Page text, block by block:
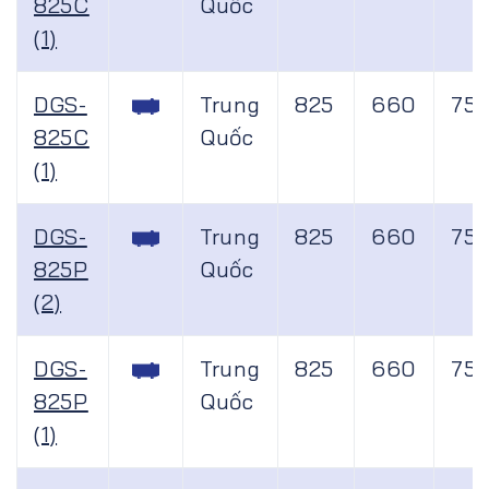
(1)
DGS-
825C
(1)
Trung
Quốc
825 660
DGS-
825P
(2)
Trung
Quốc
825 660
DGS-
825P
(1)
Trung
Quốc
825 660